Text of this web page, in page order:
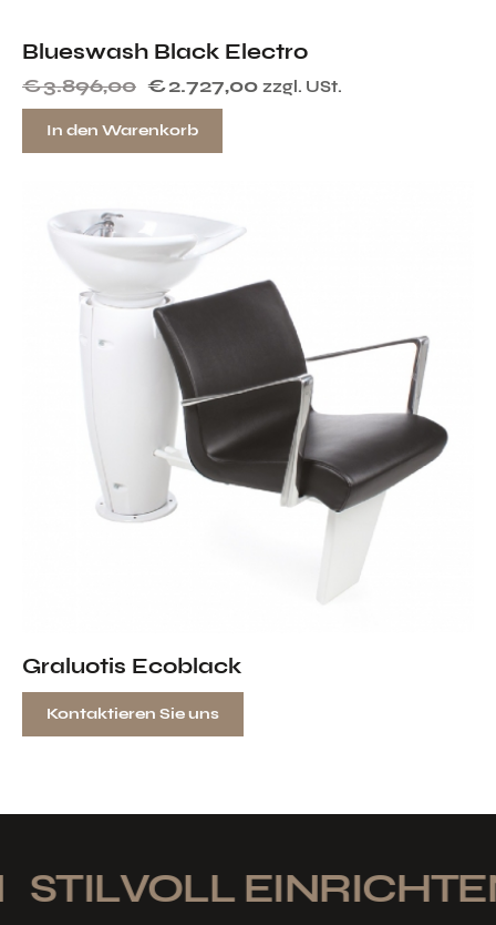
Blueswash Black Electro
€3.896,00 €2.727,00 zzgl. USt.
In den Warenkorb
Graluotis Ecoblack
Kontaktieren Sie uns
EINRICHTEN